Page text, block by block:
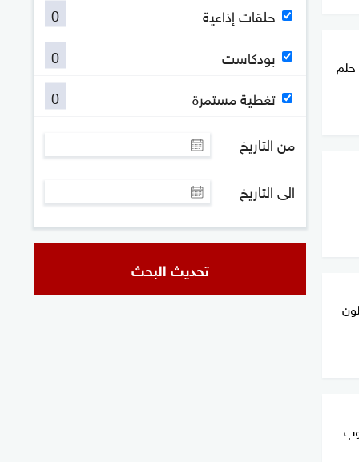
حلم
يرحلون
حلقات إذاعية
0
بودكاست
0
تغطية مستمرة
0
من التاريخ
الى التاريخ
تحديث البحث